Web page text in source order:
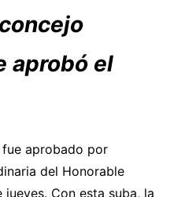
aprobó el
aprobado por
del Honorable
Con esta suba, la